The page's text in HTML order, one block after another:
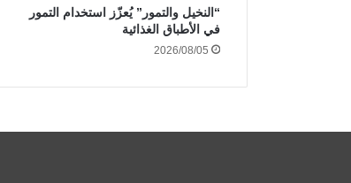
“النخيل والتمور” يُعزّز استخدام التمور
في الأطباق الغذائية
2026/08/05